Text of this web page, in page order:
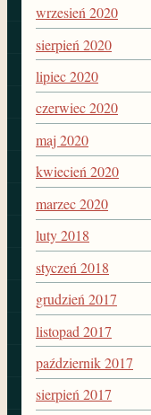
wrzesień 2020
sierpień 2020
lipiec 2020
czerwiec 2020
maj 2020
kwiecień 2020
marzec 2020
luty 2018
styczeń 2018
grudzień 2017
listopad 2017
październik 2017
sierpień 2017